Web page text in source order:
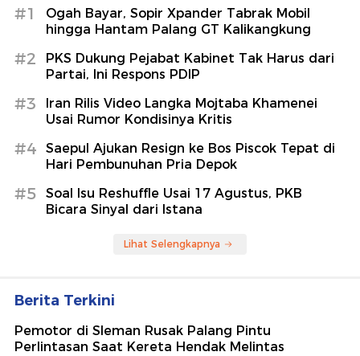
#1
Ogah Bayar, Sopir Xpander Tabrak Mobil
hingga Hantam Palang GT Kalikangkung
#2
PKS Dukung Pejabat Kabinet Tak Harus dari
Partai, Ini Respons PDIP
#3
Iran Rilis Video Langka Mojtaba Khamenei
Usai Rumor Kondisinya Kritis
#4
Saepul Ajukan Resign ke Bos Piscok Tepat di
Hari Pembunuhan Pria Depok
#5
Soal Isu Reshuffle Usai 17 Agustus, PKB
Bicara Sinyal dari Istana
Lihat Selengkapnya
Berita Terkini
Pemotor di Sleman Rusak Palang Pintu
Perlintasan Saat Kereta Hendak Melintas